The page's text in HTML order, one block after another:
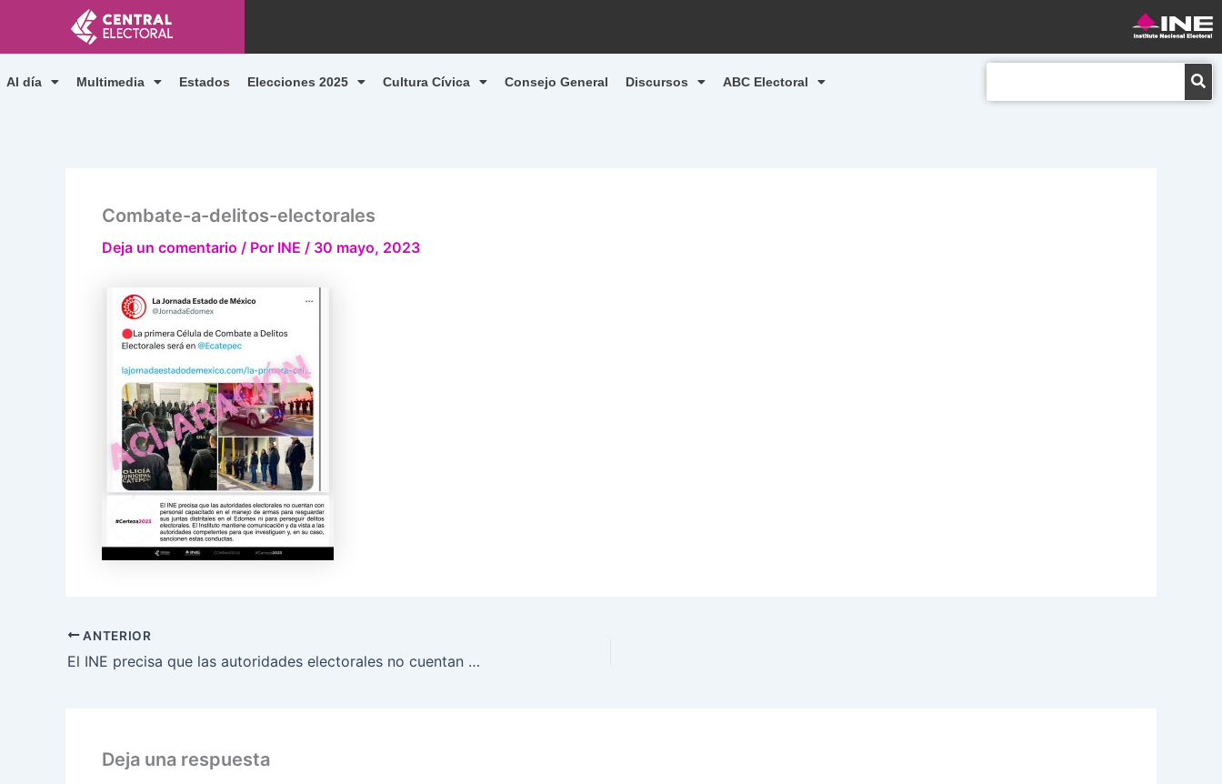
contenido
Al día Multimedia Estados Elecciones 2025 Cultura Cívica Consejo General Discursos ABC Electoral
Combate-a-delitos-electorales
Deja un comentario / Por INE / 30 mayo, 2023
ANTERIOR
El INE precisa que las autoridades electorales no cuentan con personal capacitado en el manejo de armas para resguardar sus juntas distritales
Deja una respuesta